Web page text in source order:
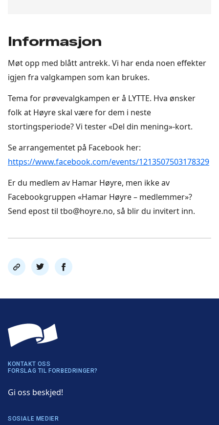
Informasjon
Møt opp med blått antrekk. Vi har enda noen effekter
igjen fra valgkampen som kan brukes.
Tema for prøvevalgkampen er å LYTTE. Hva ønsker
folk at Høyre skal være for dem i neste
stortingsperiode? Vi tester «Del din mening»-kort.
Se arrangementet på Facebook her:
https://www.facebook.com/events/1213507503178329
Er du medlem av Hamar Høyre, men ikke av
Facebookgruppen «Hamar Høyre – medlemmer»?
Send epost til tbo@hoyre.no, så blir du invitert inn.
Del
link
Del
på
Del
på
KONTAKT OSS
FORSLAG TIL FORBEDRINGER?
Gi oss beskjed!
SOSIALE MEDIER